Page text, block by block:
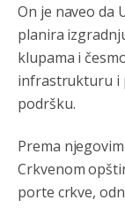
On je naveo da
planira
klupama i
infrastrukturu i
podršku.
Prema
Crkvenom
porte crkve,
Vise je
Kosova se
niko sa 23
Srpskoj. Zato
Откуд